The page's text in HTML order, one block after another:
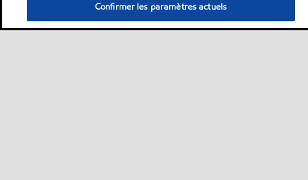
Confirmer les paramètres actuels